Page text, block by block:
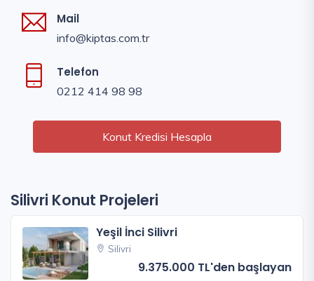
Mail
info@kiptas.com.tr
Telefon
0212 414 98 98
Konut Kredisi Hesapla
Silivri Konut Projeleri
Yeşil İnci Silivri
Silivri
9.375.000 TL'den başlayan